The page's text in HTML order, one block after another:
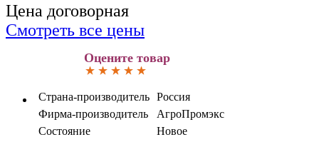
Цена договорная
Смотреть все цены
Оцените товар
Страна-производитель Россия
Фирма-производитель
АгроПромэкс
Состояние
Новое